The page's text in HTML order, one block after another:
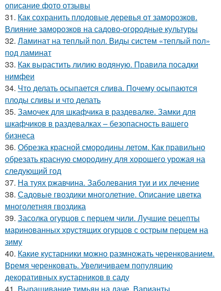
описание фото отзывы
31. Как сохранить плодовые деревья от заморозков.
Влияние заморозков на садово-огородные культуры
32. Ламинат на теплый пол. Виды систем «теплый пол»
под ламинат
33. Как вырастить лилию водяную. Правила посадки
нимфеи
34. Что делать осыпается слива. Почему осыпаются
плоды сливы и что делать
35. Замочек для шкафчика в раздевалке. Замки для
шкафчиков в раздевалках – безопасность вашего
бизнеса
36. Обрезка красной смородины летом. Как правильно
обрезать красную смородину для хорошего урожая на
следующий год
37. На туях ржавчина. Заболевания туи и их лечение
38. Садовые гвоздики многолетние. Описание цветка
многолетняя гвоздика
39. Засолка огурцов с перцем чили. Лучшие рецепты
маринованных хрустящих огурцов с острым перцем на
зиму
40. Какие кустарники можно размножать черенкованием.
Время черенковать. Увеличиваем популяцию
декоративных кустарников в саду
41. Выращивание тимьян на даче. Варианты